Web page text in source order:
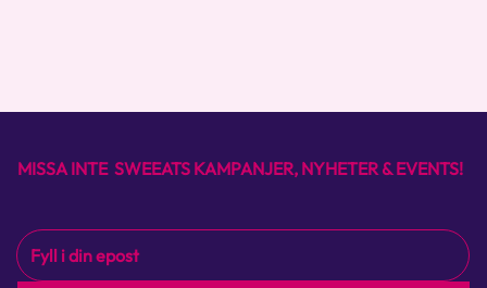
MISSA INTE SWEEATS KAMPANJER, NYHETER & EVENTS!